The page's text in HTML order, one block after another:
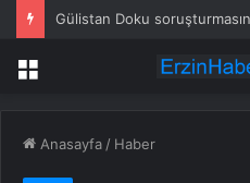
Gülistan Doku
Menü
Anasayfa / Haber